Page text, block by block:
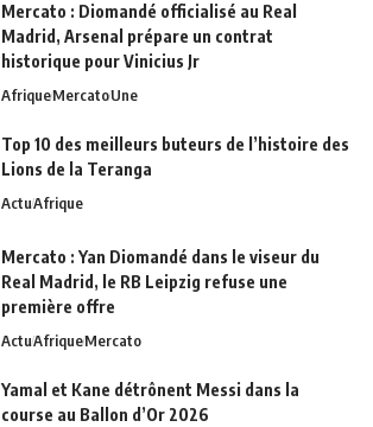
Mercato : Diomandé officialisé au Real
Madrid, Arsenal prépare un contrat
historique pour Vinicius Jr
AfriqueMercatoUne
Top 10 des meilleurs buteurs de l’histoire des
Lions de la Teranga
ActuAfrique
Mercato : Yan Diomandé dans le viseur du
Real Madrid, le RB Leipzig refuse une
première offre
ActuAfriqueMercato
Yamal et Kane détrônent Messi dans la
course au Ballon d’Or 2026